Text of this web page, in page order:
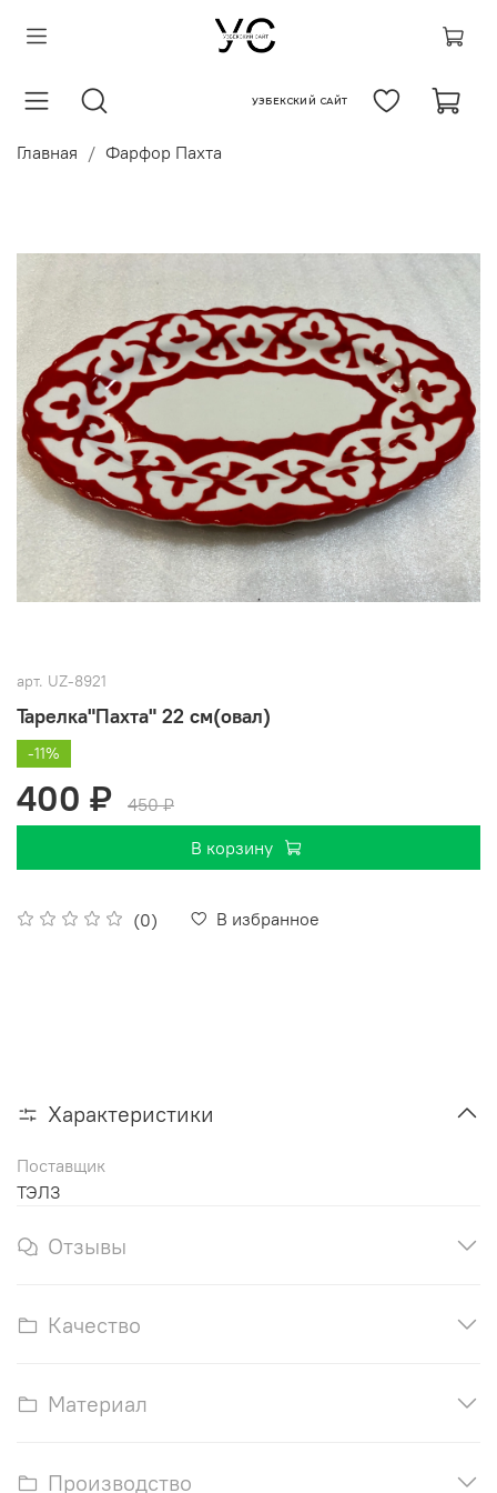
УЗБЕКСКИЙ САЙТ
Главная Фарфор Пахта
арт. UZ-8921
Тарелка"Пахта" 22 см(овал)
(0) В избранное
-11%
400 ₽
450 ₽
В корзину
Характеристики
Поставщик
ТЭЛЗ
Отзывы
Качество
Материал
Производство